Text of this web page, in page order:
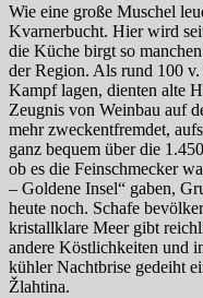
Wie eine große Muschel
Kvarnerbucht. Hier wird
die Küche birgt so
der Region. Als rund 100
Kampf lagen, dienten alte
Zeugnis von Weinbau auf
mehr zweckentfremdet,
ganz bequem über die
ob es die Feinschmecker
– Goldene Insel“ gaben,
heute noch. Schafe
kristallklare Meer gibt
andere Köstlichkeiten und
kühler Nachtbrise gedeiht
Žlahtina.